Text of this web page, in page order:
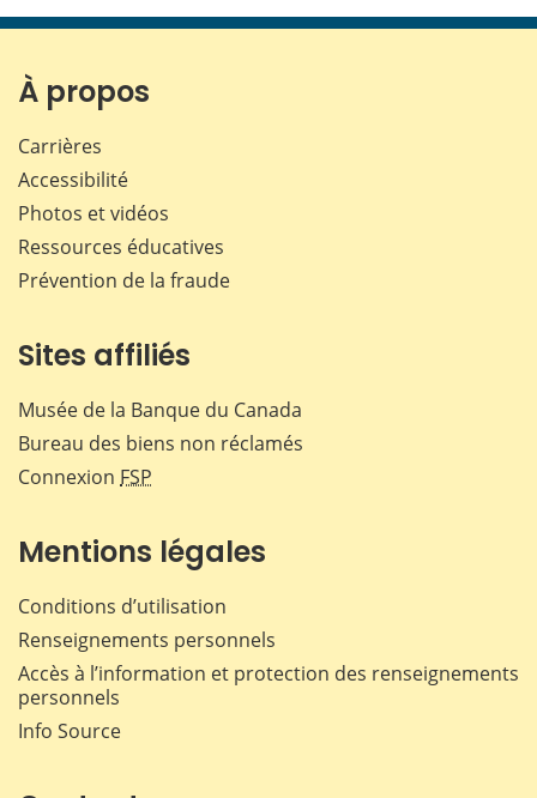
page page page page
À propos
Carrières
Accessibilité
Photos et vidéos
Ressources éducatives
Prévention de la fraude
Sites affiliés
Musée de la Banque du Canada
Bureau des biens non réclamés
Connexion FSP
Mentions légales
Conditions d’utilisation
Renseignements personnels
Accès à l’information et protection des renseignements
personnels
Info Source